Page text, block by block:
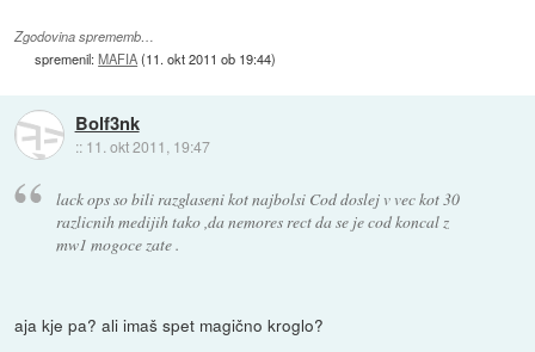
Zgodovina sprememb…
spremenil:MAFIA(11. okt 2011 ob 19:44)
Bolf3nk
:: 11. okt 2011, 19:47
lack ops so bili razglaseni kot najbolsi Cod doslej v vec kot 30
razlicnih medijih tako ,da nemores rect da se je cod koncal z
mw1 mogoce zate .
aja kje pa? ali imaš spet magično kroglo?